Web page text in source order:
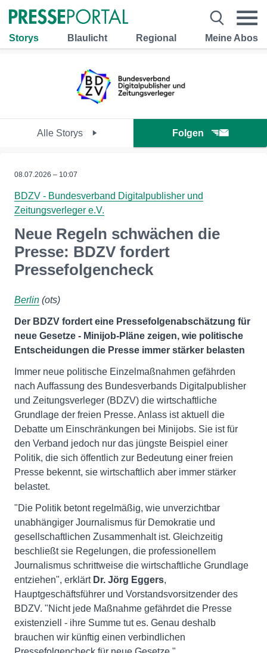
Storys Blaulicht Regional Meine Abos
Alle Storys Folgen
08.07.2026 – 10:07
BDZV - Bundesverband Digitalpublisher und
Zeitungsverleger e.V.
Neue Regeln schwächen die
Presse: BDZV fordert
Pressefolgencheck
Berlin (ots)
Der BDZV fordert eine Pressefolgenabschätzung für
neue Gesetze - Minijob-Pläne zeigen, wie politische
Entscheidungen die Presse immer stärker belasten
Immer neue politische Einzelmaßnahmen gefährden
nach Auffassung des Bundesverbands Digitalpublisher
und Zeitungsverleger (BDZV) die wirtschaftliche
Grundlage der freien Presse. Anlass ist aktuell die
Debatte um Einschränkungen bei Minijobs. Sie ist für
den Verband jedoch nur das jüngste Beispiel einer
Politik, die sich öffentlich zur Bedeutung einer freien
Presse bekennt, sie wirtschaftlich aber immer stärker
belastet.
"Die Politik betont regelmäßig, wie unverzichtbar
unabhängiger Journalismus für Demokratie und
gesellschaftlichen Zusammenhalt ist. Gleichzeitig
beschließt sie Regelungen, die professionellem
Journalismus schrittweise die wirtschaftliche Grundlage
entziehen", erklärt Dr. Jörg Eggers,
Hauptgeschäftsführer und Vorstandsvorsitzender des
BDZV. "Nicht jede Maßnahme gefährdet die Presse
existenziell - ihre Summe tut es. Genau deshalb
brauchen wir künftig einen verbindlichen